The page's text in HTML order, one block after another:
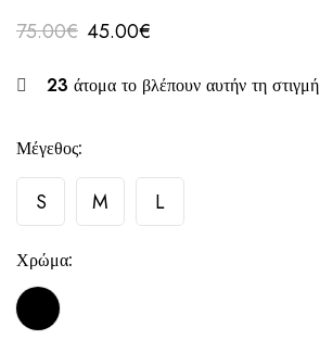
75.00€ 45.00€
23 άτομα το βλέπουν αυτήν τη στιγμή
Μέγεθος:
S M L
Χρώμα: